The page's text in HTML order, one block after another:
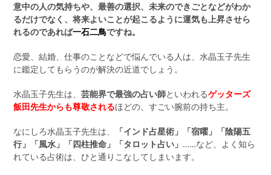
意中の人の気持ちや、最善の選択、未来のできごとなどがわか
るだけでなく、将来よいことが起こるように運気も上昇させら
れるのであれば一石二鳥ですね。
恋愛、結婚、仕事のことなどで悩んでいる人は、水晶玉子先生
に鑑定してもらうのが解決の近道でしょう。
水晶玉子先生は、芸能界で最強の占い師といわれるゲッターズ
飯田先生からも尊敬されるほどの、すごい腕前の持ち主。
なにしろ水晶玉子先生は、
「インド占星術」「宿曜」「陰陽五
行」「風水」「四柱推命」「タロット占い」 ……など、よく知ら
れている占術は、ひと通りこなしてしまいます。